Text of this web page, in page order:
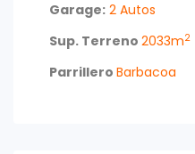
Garage: 2 Autos
Sup. Terreno 2033m2
Parrillero Barbacoa